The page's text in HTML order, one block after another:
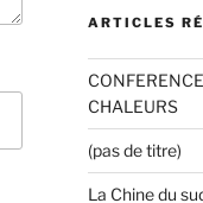
ARTICLES
CHALEURS
(pas de titre)
La Chine du